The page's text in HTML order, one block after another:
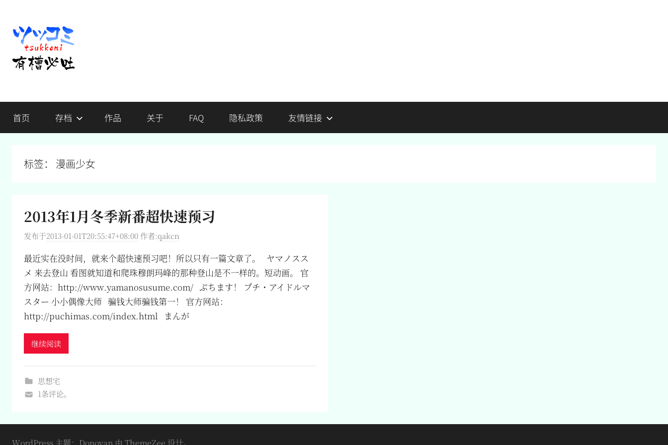
有
槽
必
吐
槽，
首页 存档 作品 关于 FAQ 隐私政策 友情链接
标签： 漫画少女
2013年1月冬季新番超快速预习
发布于2013-01-01T20:55:47+08:00 作者:qakcn
最近实在没时间，就来个超快速预习吧！所以只有一篇文章了。 ヤマノスス
メ 来去登山 看图就知道和爬珠穆朗玛峰的那种登山是不一样的。短动画。 官
方网站：http://www.yamanosusume.com/ ぷちます！ プチ・アイドルマ
スター 小小偶像大师 骗钱大师骗钱第一！ 官方网站：
http://puchimas.com/index.html まんが
继续阅读
思想宅
1条评论。